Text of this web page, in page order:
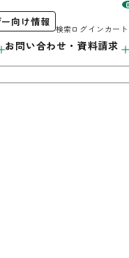
お問い合わせ・資料請求
向け情報
検索ログインカート